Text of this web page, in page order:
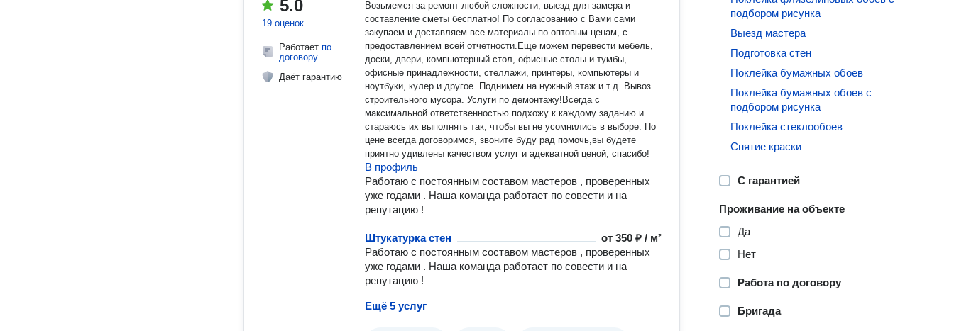
5.0
19 оценок
Работает по
договору
Даёт гарантию
Возьмемся за ремонт любой сложности, выезд для замера и
составление сметы бесплатно! По согласованию с Вами сами
закупаем и доставляем все материалы по оптовым ценам, с
предоставлением всей отчетности.Еще можем перевести мебель,
доски, двери, компьютерный стол, офисные столы и тумбы,
офисные принадлежности, стеллажи, принтеры, компьютеры и
ноутбуки, кулер и другое. Поднимем на нужный этаж и т.д. Вывоз
строительного мусора. Услуги по демонтажу!Всегда с
максимальной ответственностью подхожу к каждому заданию и
стараюсь их выполнять так, чтобы вы не усомнились в выборе. По
цене всегда договоримся, звоните буду рад помочь,вы будете
приятно удивлены качеством услуг и адекватной ценой, спасибо!
В профиль
Работаю с постоянным составом мастеров , проверенных
уже годами . Наша команда работает по совести и на
репутацию !
Штукатурка стен от350 ₽ / м²
Работаю с постоянным составом мастеров , проверенных
уже годами . Наша команда работает по совести и на
репутацию !
Ещё 5 услуг
подбором рисунка
Выезд мастера
Подготовка стен
Поклейка бумажных обоев
Поклейка бумажных обоев с
подбором рисунка
Поклейка стеклообоев
Снятие краски
С гарантией
Проживание на объекте
Да
Нет
Работа по договору
Бригада